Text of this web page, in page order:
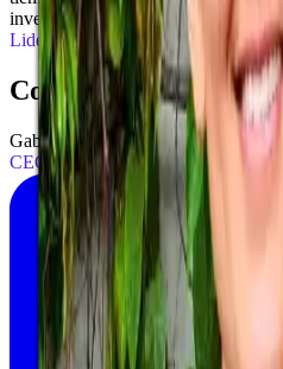
inversionistas.
Liderazgo
Conoce a nuestras
Gabriela Mena
CEO y Cofundadora